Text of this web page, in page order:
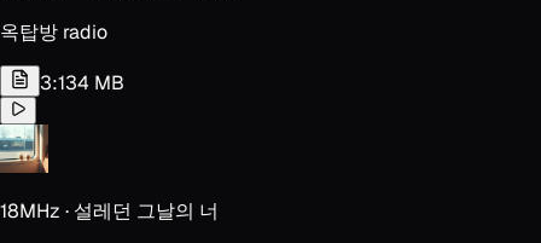
옥탑방 radio
3:134 MB
18MHz · 설레던 그날의 너